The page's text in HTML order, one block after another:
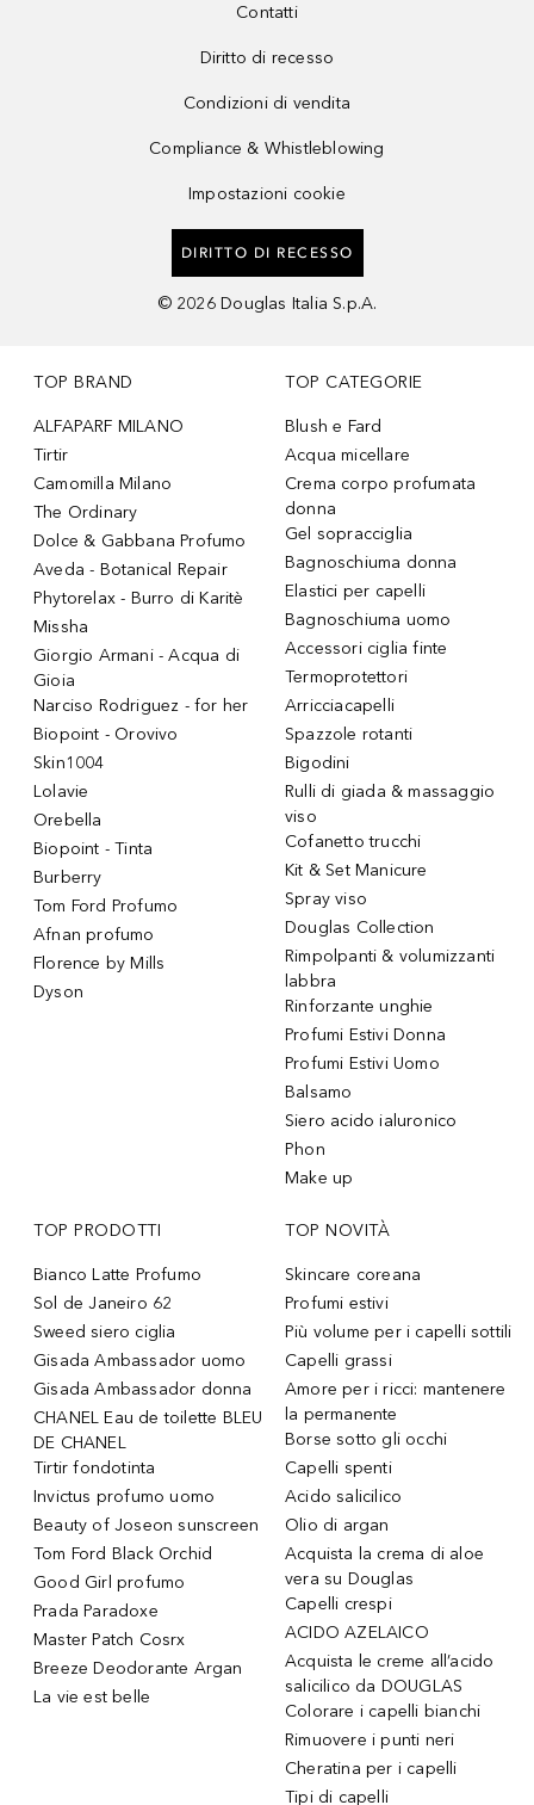
Contatti
Diritto di recesso
Condizioni di vendita
Compliance & Whistleblowing
Impostazioni cookie
DIRITTO DI RECESSO
© 2026 Douglas Italia S.p.A.
TOP BRAND
ALFAPARF MILANO
Tirtir
Camomilla Milano
The Ordinary
Dolce & Gabbana Profumo
Aveda - Botanical Repair
Phytorelax - Burro di Karitè
Missha
Giorgio Armani - Acqua di
Gioia
Narciso Rodriguez - for her
Biopoint - Orovivo
Skin1004
Lolavie
Orebella
Biopoint - Tinta
Burberry
Tom Ford Profumo
Afnan profumo
Florence by Mills
Dyson
TOP CATEGORIE
Blush e Fard
Acqua micellare
Crema corpo profumata
donna
Gel sopracciglia
Bagnoschiuma donna
Elastici per capelli
Bagnoschiuma uomo
Accessori ciglia finte
Termoprotettori
Arricciacapelli
Spazzole rotanti
Bigodini
Rulli di giada & massaggio
viso
Cofanetto trucchi
Kit & Set Manicure
Spray viso
Douglas Collection
Rimpolpanti & volumizzanti
labbra
Rinforzante unghie
Profumi Estivi Donna
Profumi Estivi Uomo
Balsamo
Siero acido ialuronico
Phon
Make up
TOP PRODOTTI
Bianco Latte Profumo
Sol de Janeiro 62
Sweed siero ciglia
Gisada Ambassador uomo
Gisada Ambassador donna
CHANEL Eau de toilette BLEU
DE CHANEL
Tirtir fondotinta
Invictus profumo uomo
Beauty of Joseon sunscreen
Tom Ford Black Orchid
Good Girl profumo
Prada Paradoxe
Master Patch Cosrx
Breeze Deodorante Argan
La vie est belle
TOP NOVITÀ
Skincare coreana
Profumi estivi
Più volume per i capelli sottili
Capelli grassi
Amore per i ricci: mantenere
la permanente
Borse sotto gli occhi
Capelli spenti
Acido salicilico
Olio di argan
Acquista la crema di aloe
vera su Douglas
Capelli crespi
ACIDO AZELAICO
Acquista le creme all’acido
salicilico da DOUGLAS
Colorare i capelli bianchi
Rimuovere i punti neri
Cheratina per i capelli
Tipi di capelli